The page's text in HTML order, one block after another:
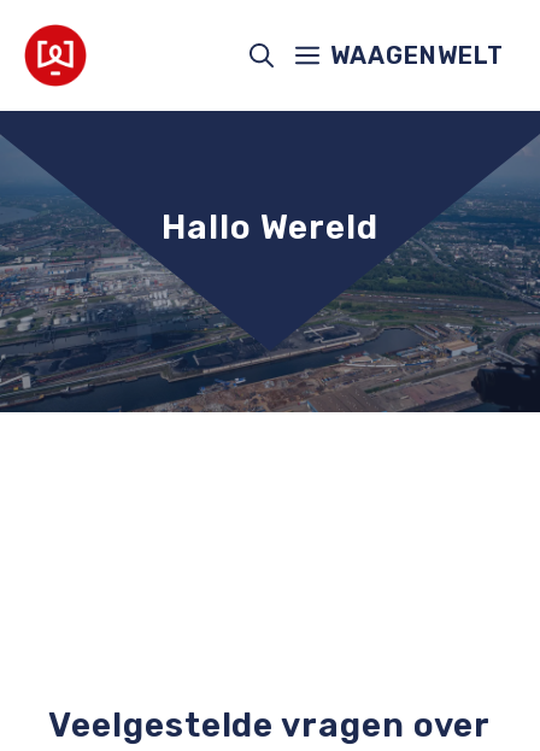
naar
inhoud
WAAGENWELT
Hallo Wereld
Veelgestelde vragen over